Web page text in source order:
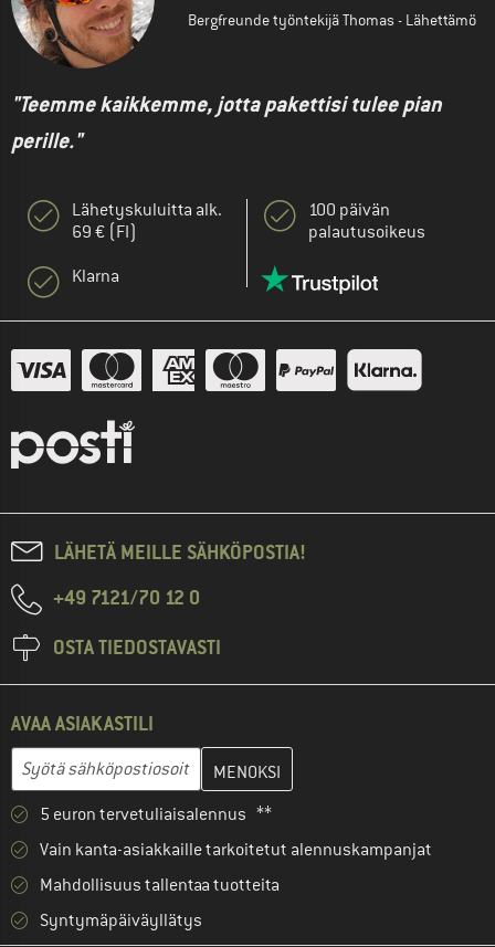
Bergfreunde työntekijä Thomas - Lähettämö
"Teemme kaikkemme, jotta pakettisi tulee pian
perille."
Lähetyskuluitta alk.
69 € (FI)
Klarna
100 päivän
palautusoikeus
LÄHETÄ MEILLE SÄHKÖPOSTIA!
+49 7121/70 12 0
OSTA TIEDOSTAVASTI
AVAA ASIAKASTILI
Sähköpostiosoite
Anna sähköpostiosoitteesi ja luo seuraavassa vaiheessa
5 euron tervetuliaisalennus **
Vain kanta-asiakkaille tarkoitetut alennuskampanjat
Mahdollisuus tallentaa tuotteita
Syntymäpäiväyllätys